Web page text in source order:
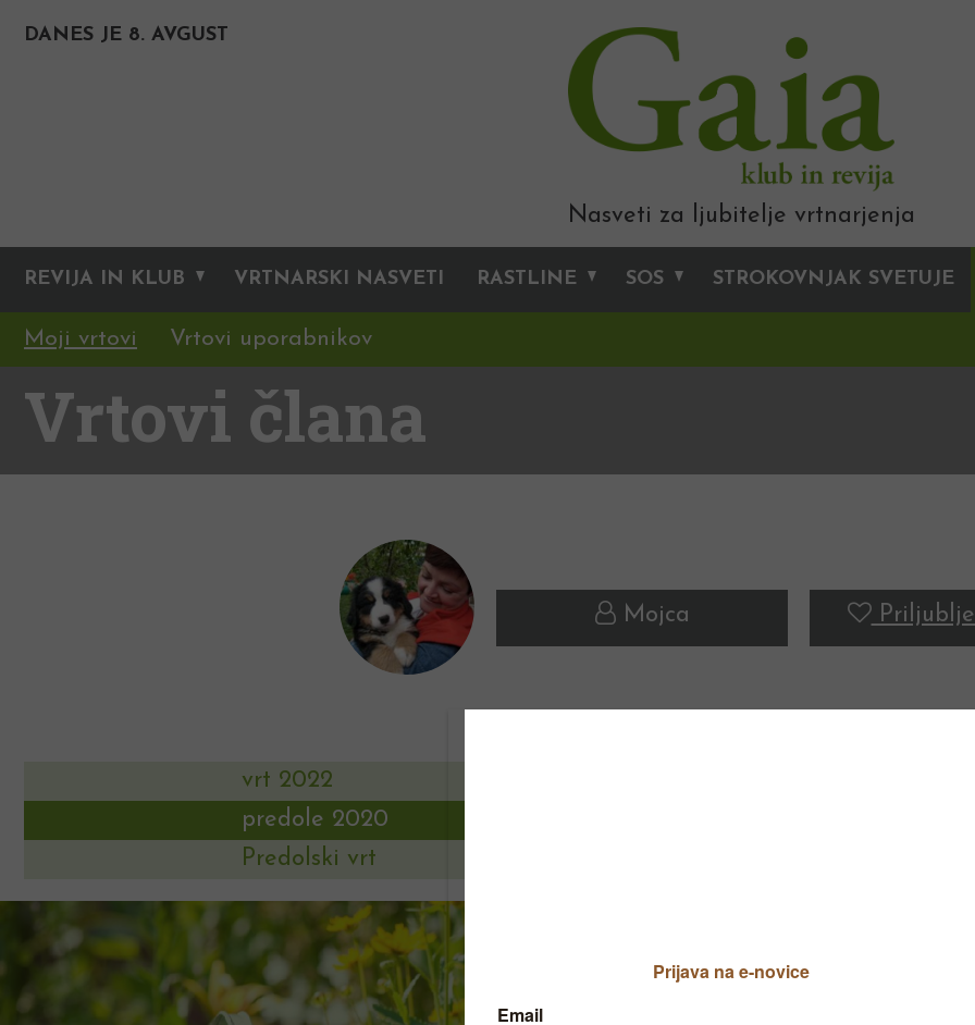
DANES JE 8. AVGUST
Nasveti za ljubitelje vrtnarjenja
REVIJA IN KLUB VRTNARSKI NASVETI RASTLINE SOS STROKOVNJAK SVETUJE
Moji vrtovi Vrtovi uporabnikov
Vrtovi člana
Mojca
vrt 2022
predole 2020
Predolski vrt
predole